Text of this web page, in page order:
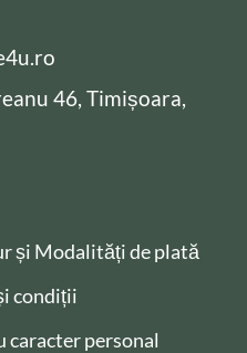
46, Timișoara,
și Modalități de plată
condiții
caracter personal